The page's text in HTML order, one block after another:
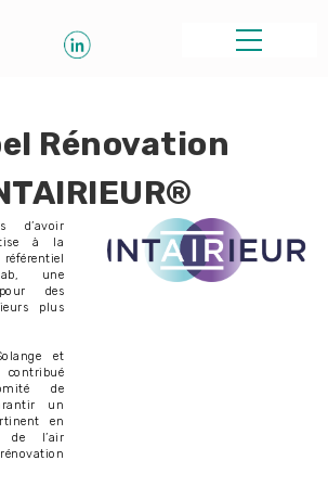
Rénovation
d’avoir
à la
une
des
plus
et
de
un
en
de l’air